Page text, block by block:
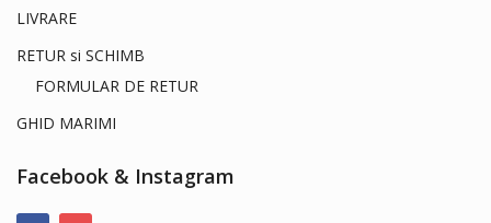
LIVRARE
RETUR si SCHIMB
FORMULAR DE RETUR
GHID MARIMI
Facebook & Instagram